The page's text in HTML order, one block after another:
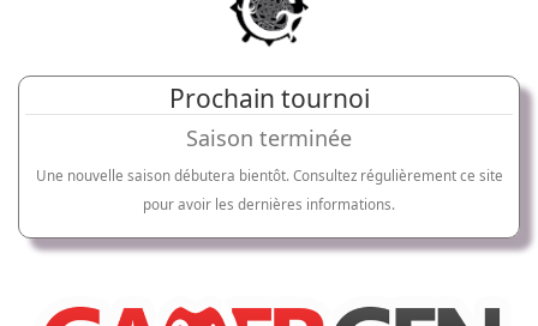
Prochain tournoi
Saison terminée
Une nouvelle saison débutera bientôt. Consultez régulièrement ce site
pour avoir les dernières informations.